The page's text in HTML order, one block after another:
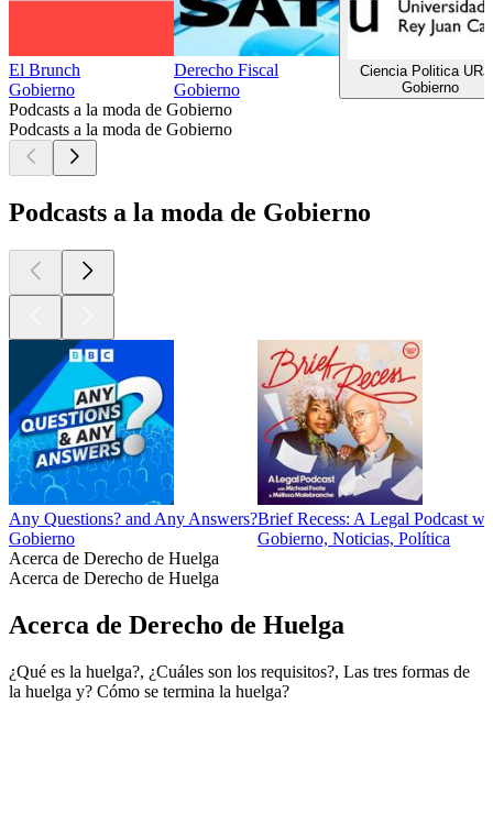
El Brunch
Gobierno
Derecho Fiscal
Gobierno
Ciencia Politica
Gobierno
Podcasts a la moda de Gobierno
Podcasts a la moda de Gobierno
Podcasts a la moda de Gobierno
Any Questions? and Any Answers?
Gobierno
Brief Recess: A Legal Podcast
Gobierno, Noticias, Política
Acerca de Derecho de Huelga
Acerca de Derecho de Huelga
Acerca de Derecho de Huelga
¿Qué es la huelga?, ¿Cuáles son los requisitos?, Las tres formas de
la huelga y? Cómo se termina la huelga?